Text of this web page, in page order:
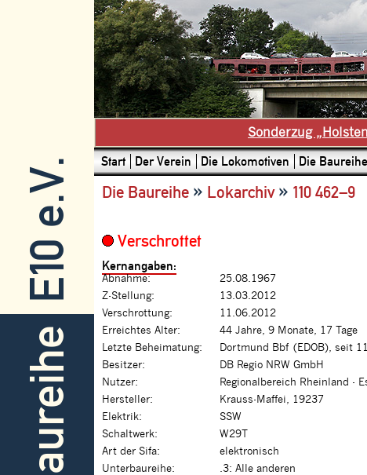
E10 e.V.
Baureihe
Sonderzug
Start Der Verein Die Lokomotiven Die Baureihe
Die Baureihe » Lokarchiv» 110 462–9
Verschrottet
Kernangaben:
Abnahme:
25.08.1967
Z-Stellung:
13.03.2012
Verschrottung:
11.06.2012
Erreichtes Alter:
44 Jahre, 9 Monate, 17 Tage
Letzte Beheimatung:
Dortmund Bbf (EDOB), seit
Besitzer:
DB Regio NRW GmbH
Nutzer:
Regionalbereich Rheinland -
Hersteller:
Krauss-Maffei, 19237
Elektrik:
SSW
Schaltwerk:
W29T
Art der Sifa:
elektronisch
Unterbaureihe:
.3: Alle anderen